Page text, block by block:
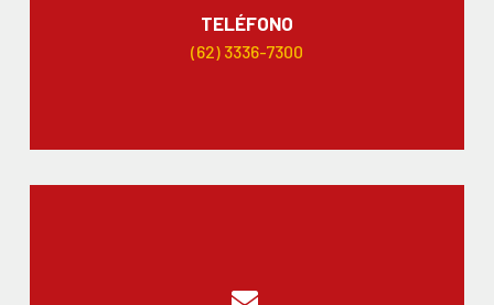
TELÉFONO
(62) 3336-7300